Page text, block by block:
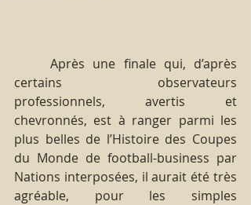
	Après une finale qui, d’après
certains observateurs
professionnels, avertis et
chevronnés, est à ranger parmi les
plus belles de l’Histoire des Coupes
du Monde de football-business par
Nations interposées, il aurait été très
agréable, pour les simples